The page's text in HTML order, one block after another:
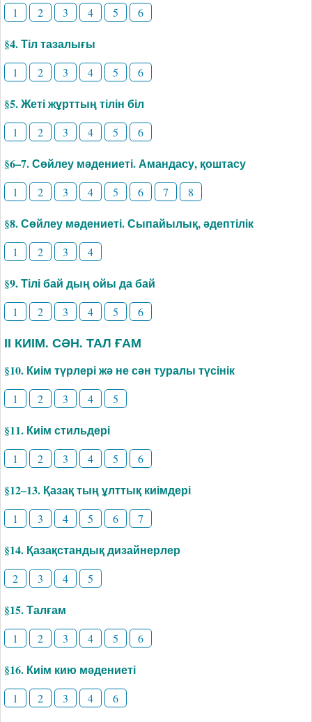
1 2 3 4 5 6
§4. Тіл тазалығы
1 2 3 4 5 6
§5. Жеті жұрттың тілін біл
1 2 3 4 5 6
§6–7. Сөйлеу мәдениеті. Амандасу, қоштасу
1 2 3 4 5 6 7 8
§8. Сөйлеу мәдениеті. Сыпайылық, әдептілік
1 2 3 4
§9. Тілі бай дың ойы да бай
1 2 3 4 5 6
ІІ КИІМ. СӘН. ТАЛ ҒАМ
§10. Киім түрлері жә не сән туралы түсінік
1 2 3 4 5
§11. Киім стильдері
1 2 3 4 5 6
§12–13. Қазақ тың ұлттық киімдері
1 3 4 5 6 7
§14. Қазақстандық дизайнерлер
2 3 4 5
§15. Талғам
1 2 3 4 5 6
§16. Киім кию мәдениеті
1 2 3 4 6